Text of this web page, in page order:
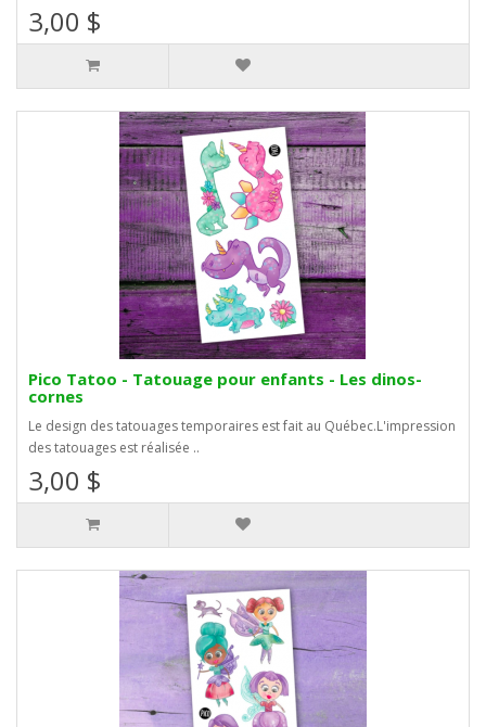
3,00 $
Pico Tatoo - Tatouage pour enfants - Les dinos-
cornes
Le design des tatouages temporaires est fait au Québec.L'impression
des tatouages est réalisée ..
3,00 $